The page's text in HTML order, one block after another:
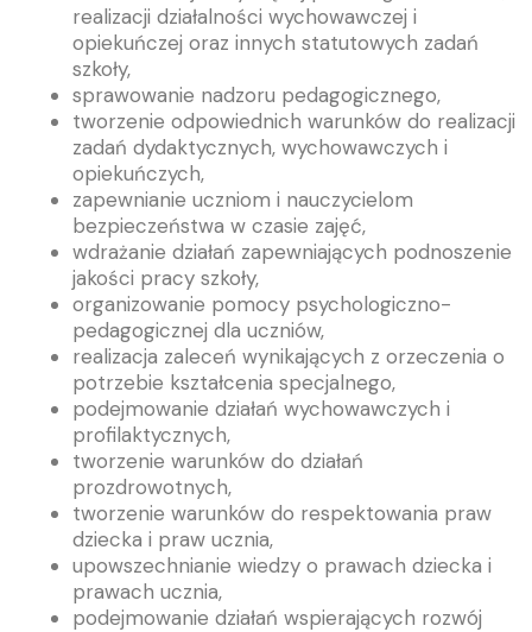
realizacji działalności wychowawczej i
opiekuńczej oraz innych statutowych zadań
szkoły,
sprawowanie nadzoru pedagogicznego,
tworzenie odpowiednich warunków do realizacji
zadań dydaktycznych, wychowawczych i
opiekuńczych,
zapewnianie uczniom i nauczycielom
bezpieczeństwa w czasie zajęć,
wdrażanie działań zapewniających podnoszenie
jakości pracy szkoły,
organizowanie pomocy psychologiczno-
pedagogicznej dla uczniów,
realizacja zaleceń wynikających z orzeczenia o
potrzebie kształcenia specjalnego,
podejmowanie działań wychowawczych i
profilaktycznych,
tworzenie warunków do działań
prozdrowotnych,
tworzenie warunków do respektowania praw
dziecka i praw ucznia,
upowszechnianie wiedzy o prawach dziecka i
prawach ucznia,
podejmowanie działań wspierających rozwój